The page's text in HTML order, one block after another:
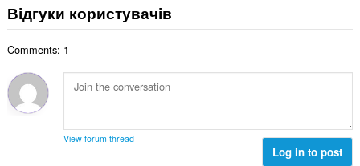
ю
в
і
в
о
н
ю
ч
к
і
ь
о
і
н
а
к
ь
к
т
а
н
а
л
Відгуки користувачів
Comments: 1
View forum thread
Log in to post